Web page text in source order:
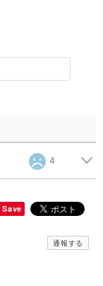
4
Save
通報する